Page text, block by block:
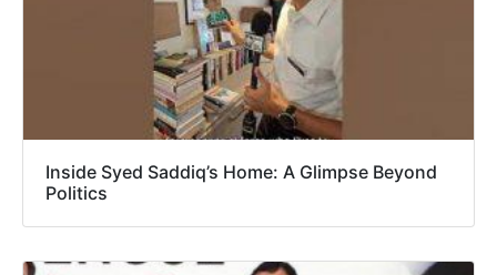
Inside Syed Saddiq’s Home: A Glimpse Beyond
Politics